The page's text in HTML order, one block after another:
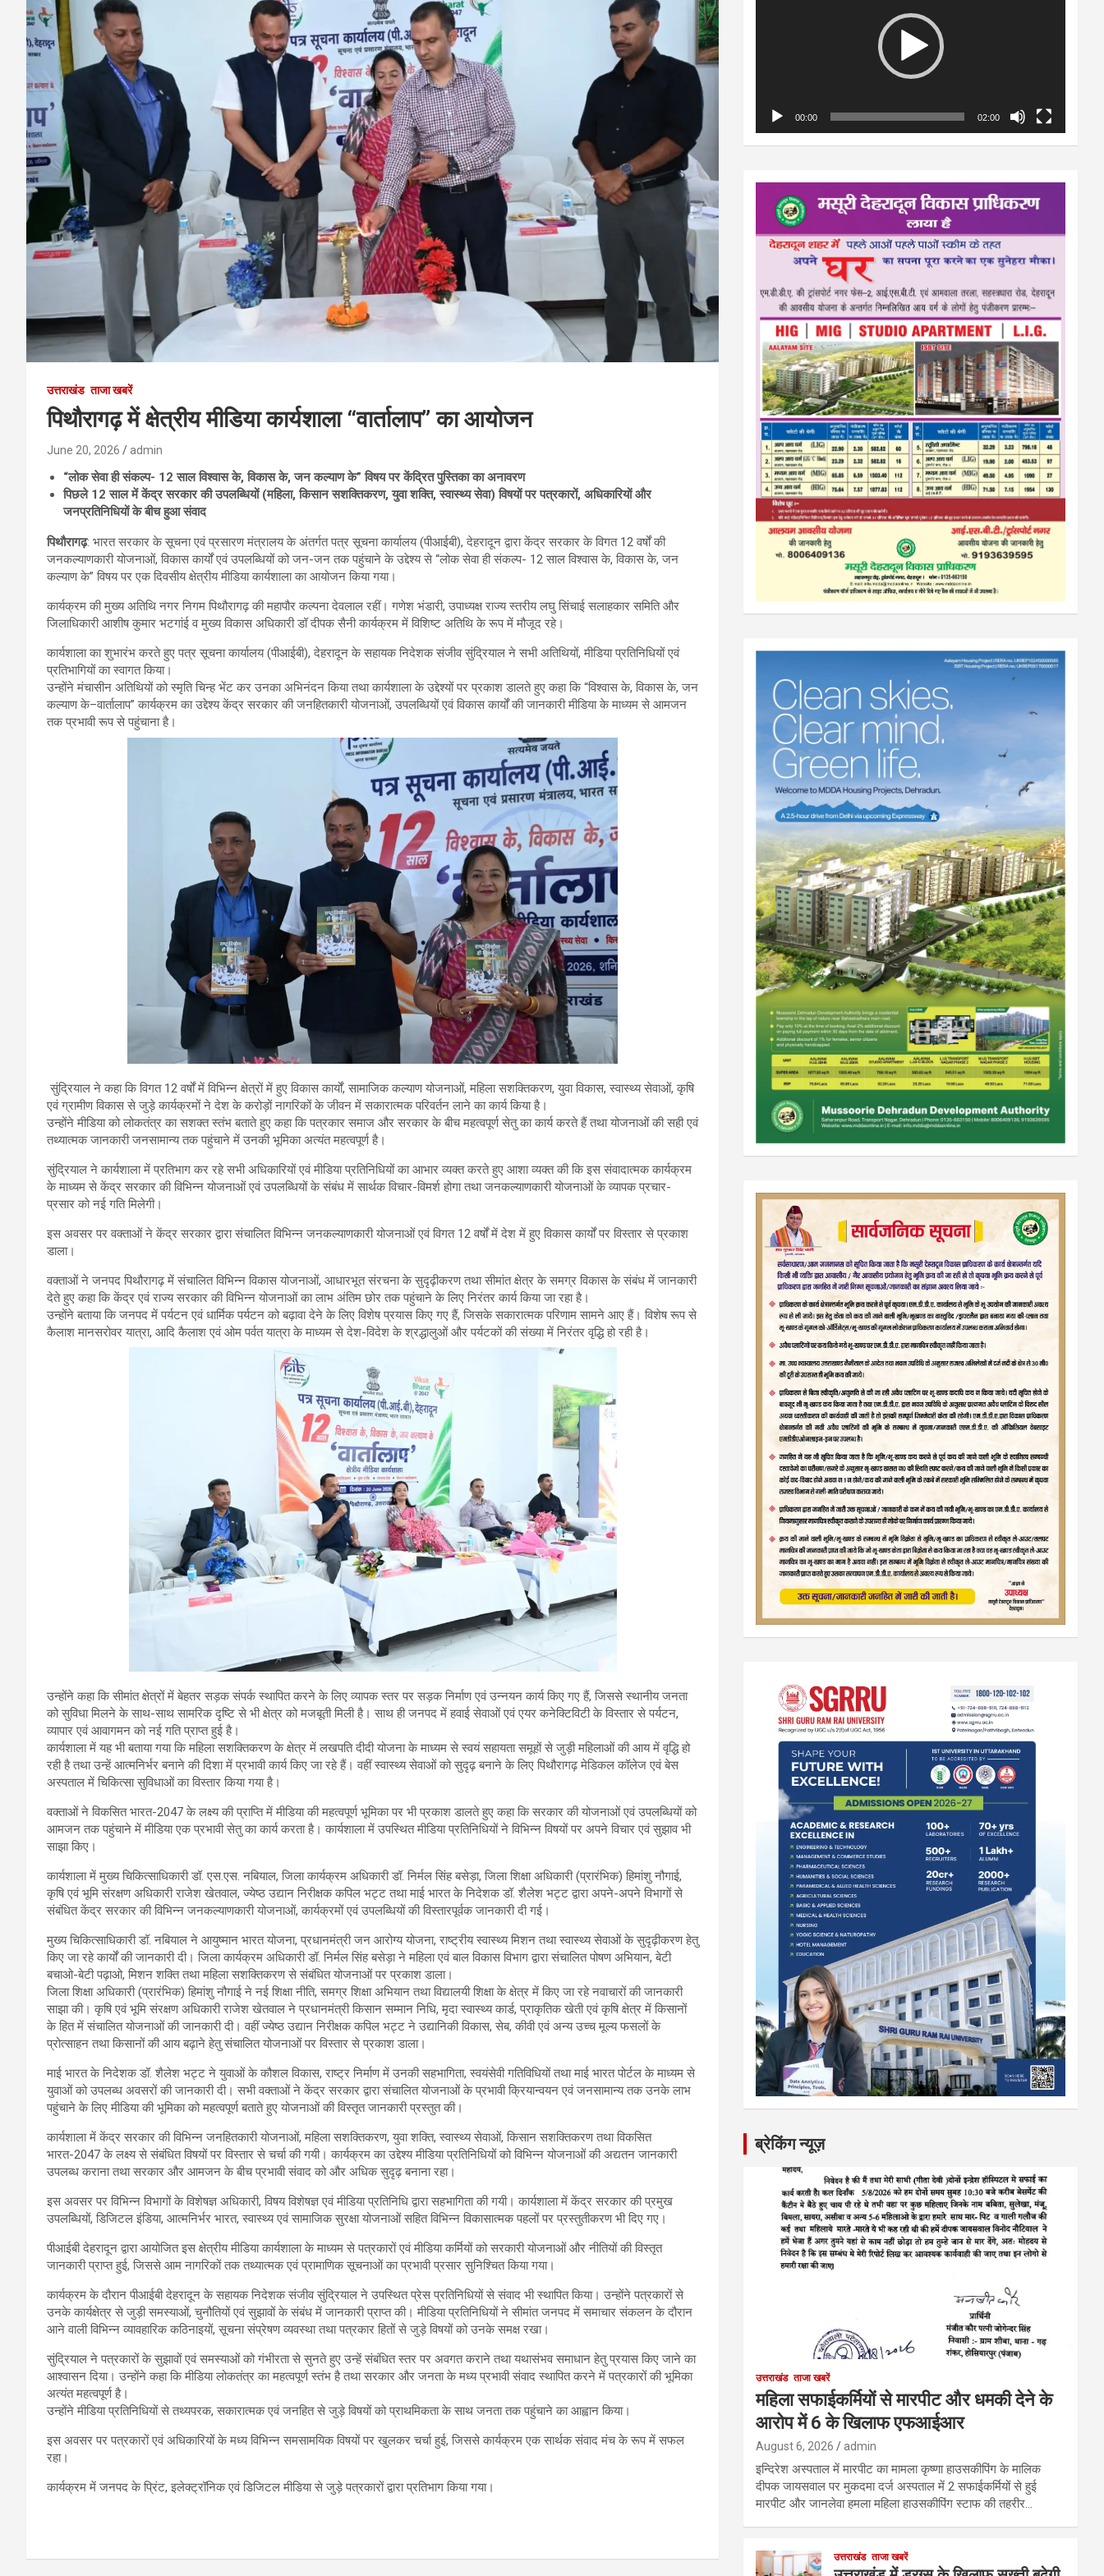
उत्तराखंड ताजा खबरें
पिथौरागढ़ में क्षेत्रीय मीडिया कार्यशाला “वार्तालाप” का आयोजन
June 20, 2026 admin
“लोक सेवा ही संकल्प- 12 साल विश्वास के, विकास के, जन कल्याण के” विषय पर केंद्रित पुस्तिका का अनावरण
पिछले 12 साल में केंद्र सरकार की उपलब्धियों (महिला, किसान सशक्तिकरण, युवा शक्ति, स्वास्थ्य सेवा) विषयों पर पत्रकारों, अधिकारियों और
जनप्रतिनिधियों के बीच हुआ संवाद
पिथौरागढ़: भारत सरकार के सूचना एवं प्रसारण मंत्रालय के अंतर्गत पत्र सूचना कार्यालय (पीआईबी), देहरादून द्वारा केंद्र सरकार के विगत 12 वर्षों की
जनकल्याणकारी योजनाओं, विकास कार्यों एवं उपलब्धियों को जन-जन तक पहुंचाने के उद्देश्य से “लोक सेवा ही संकल्प- 12 साल विश्वास के, विकास के, जन
कल्याण के” विषय पर एक दिवसीय क्षेत्रीय मीडिया कार्यशाला का आयोजन किया गया।
कार्यक्रम की मुख्य अतिथि नगर निगम पिथौरागढ़ की महापौर कल्पना देवलाल रहीं। गणेश भंडारी, उपाध्यक्ष राज्य स्तरीय लघु सिंचाई सलाहकार समिति और
जिलाधिकारी आशीष कुमार भटगांई व मुख्य विकास अधिकारी डॉ दीपक सैनी कार्यक्रम में विशिष्ट अतिथि के रूप में मौजूद रहे।
कार्यशाला का शुभारंभ करते हुए पत्र सूचना कार्यालय (पीआईबी), देहरादून के सहायक निदेशक संजीव सुंद्रियाल ने सभी अतिथियों, मीडिया प्रतिनिधियों एवं
प्रतिभागियों का स्वागत किया।
उन्होंने मंचासीन अतिथियों को स्मृति चिन्ह भेंट कर उनका अभिनंदन किया तथा कार्यशाला के उद्देश्यों पर प्रकाश डालते हुए कहा कि “विश्वास के, विकास के, जन
कल्याण के–वार्तालाप” कार्यक्रम का उद्देश्य केंद्र सरकार की जनहितकारी योजनाओं, उपलब्धियों एवं विकास कार्यों की जानकारी मीडिया के माध्यम से आमजन
तक प्रभावी रूप से पहुंचाना है।
सुंद्रियाल ने कहा कि विगत 12 वर्षों में विभिन्न क्षेत्रों में हुए विकास कार्यों, सामाजिक कल्याण योजनाओं, महिला सशक्तिकरण, युवा विकास, स्वास्थ्य सेवाओं, कृषि
एवं ग्रामीण विकास से जुड़े कार्यक्रमों ने देश के करोड़ों नागरिकों के जीवन में सकारात्मक परिवर्तन लाने का कार्य किया है।
उन्होंने मीडिया को लोकतंत्र का सशक्त स्तंभ बताते हुए कहा कि पत्रकार समाज और सरकार के बीच महत्वपूर्ण सेतु का कार्य करते हैं तथा योजनाओं की सही एवं
तथ्यात्मक जानकारी जनसामान्य तक पहुंचाने में उनकी भूमिका अत्यंत महत्वपूर्ण है।
सुंद्रियाल ने कार्यशाला में प्रतिभाग कर रहे सभी अधिकारियों एवं मीडिया प्रतिनिधियों का आभार व्यक्त करते हुए आशा व्यक्त की कि इस संवादात्मक कार्यक्रम
के माध्यम से केंद्र सरकार की विभिन्न योजनाओं एवं उपलब्धियों के संबंध में सार्थक विचार-विमर्श होगा तथा जनकल्याणकारी योजनाओं के व्यापक प्रचार-
प्रसार को नई गति मिलेगी।
इस अवसर पर वक्ताओं ने केंद्र सरकार द्वारा संचालित विभिन्न जनकल्याणकारी योजनाओं एवं विगत 12 वर्षों में देश में हुए विकास कार्यों पर विस्तार से प्रकाश
डाला।
वक्ताओं ने जनपद पिथौरागढ़ में संचालित विभिन्न विकास योजनाओं, आधारभूत संरचना के सुदृढ़ीकरण तथा सीमांत क्षेत्र के समग्र विकास के संबंध में जानकारी
देते हुए कहा कि केंद्र एवं राज्य सरकार की विभिन्न योजनाओं का लाभ अंतिम छोर तक पहुंचाने के लिए निरंतर कार्य किया जा रहा है।
उन्होंने बताया कि जनपद में पर्यटन एवं धार्मिक पर्यटन को बढ़ावा देने के लिए विशेष प्रयास किए गए हैं, जिसके सकारात्मक परिणाम सामने आए हैं। विशेष रूप से
कैलाश मानसरोवर यात्रा, आदि कैलाश एवं ओम पर्वत यात्रा के माध्यम से देश-विदेश के श्रद्धालुओं और पर्यटकों की संख्या में निरंतर वृद्धि हो रही है।
उन्होंने कहा कि सीमांत क्षेत्रों में बेहतर सड़क संपर्क स्थापित करने के लिए व्यापक स्तर पर सड़क निर्माण एवं उन्नयन कार्य किए गए हैं, जिससे स्थानीय जनता
को सुविधा मिलने के साथ-साथ सामरिक दृष्टि से भी क्षेत्र को मजबूती मिली है। साथ ही जनपद में हवाई सेवाओं एवं एयर कनेक्टिविटी के विस्तार से पर्यटन,
व्यापार एवं आवागमन को नई गति प्राप्त हुई है।
कार्यशाला में यह भी बताया गया कि महिला सशक्तिकरण के क्षेत्र में लखपति दीदी योजना के माध्यम से स्वयं सहायता समूहों से जुड़ी महिलाओं की आय में वृद्धि हो
रही है तथा उन्हें आत्मनिर्भर बनाने की दिशा में प्रभावी कार्य किए जा रहे हैं। वहीं स्वास्थ्य सेवाओं को सुदृढ़ बनाने के लिए पिथौरागढ़ मेडिकल कॉलेज एवं बेस
अस्पताल में चिकित्सा सुविधाओं का विस्तार किया गया है।
वक्ताओं ने विकसित भारत-2047 के लक्ष्य की प्राप्ति में मीडिया की महत्वपूर्ण भूमिका पर भी प्रकाश डालते हुए कहा कि सरकार की योजनाओं एवं उपलब्धियों को
आमजन तक पहुंचाने में मीडिया एक प्रभावी सेतु का कार्य करता है। कार्यशाला में उपस्थित मीडिया प्रतिनिधियों ने विभिन्न विषयों पर अपने विचार एवं सुझाव भी
साझा किए।
कार्यशाला में मुख्य चिकित्साधिकारी डॉ. एस.एस. नबियाल, जिला कार्यक्रम अधिकारी डॉ. निर्मल सिंह बसेड़ा, जिला शिक्षा अधिकारी (प्रारंभिक) हिमांशु नौगाई,
कृषि एवं भूमि संरक्षण अधिकारी राजेश खेतवाल, ज्येष्ठ उद्यान निरीक्षक कपिल भट्ट तथा माई भारत के निदेशक डॉ. शैलेश भट्ट द्वारा अपने-अपने विभागों से
संबंधित केंद्र सरकार की विभिन्न जनकल्याणकारी योजनाओं, कार्यक्रमों एवं उपलब्धियों की विस्तारपूर्वक जानकारी दी गई।
मुख्य चिकित्साधिकारी डॉ. नबियाल ने आयुष्मान भारत योजना, प्रधानमंत्री जन आरोग्य योजना, राष्ट्रीय स्वास्थ्य मिशन तथा स्वास्थ्य सेवाओं के सुदृढ़ीकरण हेतु
किए जा रहे कार्यों की जानकारी दी। जिला कार्यक्रम अधिकारी डॉ. निर्मल सिंह बसेड़ा ने महिला एवं बाल विकास विभाग द्वारा संचालित पोषण अभियान, बेटी
बचाओ-बेटी पढ़ाओ, मिशन शक्ति तथा महिला सशक्तिकरण से संबंधित योजनाओं पर प्रकाश डाला।
जिला शिक्षा अधिकारी (प्रारंभिक) हिमांशु नौगाई ने नई शिक्षा नीति, समग्र शिक्षा अभियान तथा विद्यालयी शिक्षा के क्षेत्र में किए जा रहे नवाचारों की जानकारी
साझा की। कृषि एवं भूमि संरक्षण अधिकारी राजेश खेतवाल ने प्रधानमंत्री किसान सम्मान निधि, मृदा स्वास्थ्य कार्ड, प्राकृतिक खेती एवं कृषि क्षेत्र में किसानों
के हित में संचालित योजनाओं की जानकारी दी। वहीं ज्येष्ठ उद्यान निरीक्षक कपिल भट्ट ने उद्यानिकी विकास, सेब, कीवी एवं अन्य उच्च मूल्य फसलों के
प्रोत्साहन तथा किसानों की आय बढ़ाने हेतु संचालित योजनाओं पर विस्तार से प्रकाश डाला।
माई भारत के निदेशक डॉ. शैलेश भट्ट ने युवाओं के कौशल विकास, राष्ट्र निर्माण में उनकी सहभागिता, स्वयंसेवी गतिविधियों तथा माई भारत पोर्टल के माध्यम से
युवाओं को उपलब्ध अवसरों की जानकारी दी। सभी वक्ताओं ने केंद्र सरकार द्वारा संचालित योजनाओं के प्रभावी क्रियान्वयन एवं जनसामान्य तक उनके लाभ
पहुंचाने के लिए मीडिया की भूमिका को महत्वपूर्ण बताते हुए योजनाओं की विस्तृत जानकारी प्रस्तुत की।
कार्यशाला में केंद्र सरकार की विभिन्न जनहितकारी योजनाओं, महिला सशक्तिकरण, युवा शक्ति, स्वास्थ्य सेवाओं, किसान सशक्तिकरण तथा विकसित
भारत-2047 के लक्ष्य से संबंधित विषयों पर विस्तार से चर्चा की गयी। कार्यक्रम का उद्देश्य मीडिया प्रतिनिधियों को विभिन्न योजनाओं की अद्यतन जानकारी
उपलब्ध कराना तथा सरकार और आमजन के बीच प्रभावी संवाद को और अधिक सुदृढ़ बनाना रहा।
इस अवसर पर विभिन्न विभागों के विशेषज्ञ अधिकारी, विषय विशेषज्ञ एवं मीडिया प्रतिनिधि द्वारा सहभागिता की गयी। कार्यशाला में केंद्र सरकार की प्रमुख
उपलब्धियों, डिजिटल इंडिया, आत्मनिर्भर भारत, स्वास्थ्य एवं सामाजिक सुरक्षा योजनाओं सहित विभिन्न विकासात्मक पहलों पर प्रस्तुतीकरण भी दिए गए।
पीआईबी देहरादून द्वारा आयोजित इस क्षेत्रीय मीडिया कार्यशाला के माध्यम से पत्रकारों एवं मीडिया कर्मियों को सरकारी योजनाओं और नीतियों की विस्तृत
जानकारी प्राप्त हुई, जिससे आम नागरिकों तक तथ्यात्मक एवं प्रामाणिक सूचनाओं का प्रभावी प्रसार सुनिश्चित किया गया।
कार्यक्रम के दौरान पीआईबी देहरादून के सहायक निदेशक संजीव सुंद्रियाल ने उपस्थित प्रेस प्रतिनिधियों से संवाद भी स्थापित किया। उन्होंने पत्रकारों से
उनके कार्यक्षेत्र से जुड़ी समस्याओं, चुनौतियों एवं सुझावों के संबंध में जानकारी प्राप्त की। मीडिया प्रतिनिधियों ने सीमांत जनपद में समाचार संकलन के दौरान
आने वाली विभिन्न व्यावहारिक कठिनाइयों, सूचना संप्रेषण व्यवस्था तथा पत्रकार हितों से जुड़े विषयों को उनके समक्ष रखा।
सुंद्रियाल ने पत्रकारों के सुझावों एवं समस्याओं को गंभीरता से सुनते हुए उन्हें संबंधित स्तर पर अवगत कराने तथा यथासंभव समाधान हेतु प्रयास किए जाने का
आश्वासन दिया। उन्होंने कहा कि मीडिया लोकतंत्र का महत्वपूर्ण स्तंभ है तथा सरकार और जनता के मध्य प्रभावी संवाद स्थापित करने में पत्रकारों की भूमिका
अत्यंत महत्वपूर्ण है।
उन्होंने मीडिया प्रतिनिधियों से तथ्यपरक, सकारात्मक एवं जनहित से जुड़े विषयों को प्राथमिकता के साथ जनता तक पहुंचाने का आह्वान किया।
इस अवसर पर पत्रकारों एवं अधिकारियों के मध्य विभिन्न समसामयिक विषयों पर खुलकर चर्चा हुई, जिससे कार्यक्रम एक सार्थक संवाद मंच के रूप में सफल
रहा।
कार्यक्रम में जनपद के प्रिंट, इलेक्ट्रॉनिक एवं डिजिटल मीडिया से जुड़े पत्रकारों द्वारा प्रतिभाग किया गया।
00:00 02:00
ब्रेकिंग न्यूज़
उत्तराखंड ताजा खबरें
महिला सफाईकर्मियों से मारपीट और धमकी देने के
आरोप में 6 के खिलाफ एफआईआर
August 6, 2026 admin
इन्दिरेश अस्पताल में मारपीट का मामला कृष्णा हाउसकीपिंग के मालिक
दीपक जायसवाल पर मुकदमा दर्ज अस्पताल में 2 सफाईकर्मियों से हुई
मारपीट और जानलेवा हमला महिला हाउसकीपिंग स्टाफ की तहरीर…
उत्तराखंड ताजा खबरें